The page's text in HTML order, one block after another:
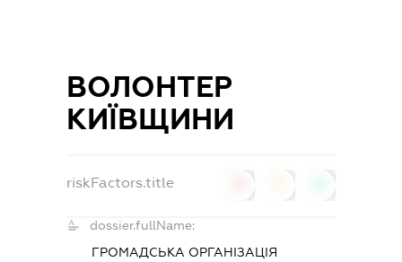
ВОЛОНТЕР
КИЇВЩИНИ
riskFactors.title
dossier.fullName:
ГРОМАДСЬКА ОРГАНІЗАЦІЯ